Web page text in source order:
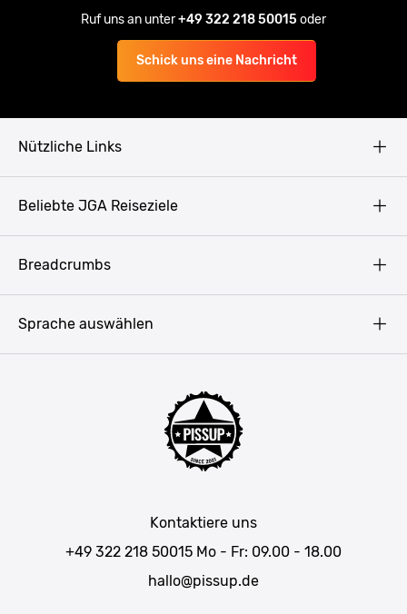
Ruf uns an unter+49 322 218 50015oder
Schick uns eine Nachricht
Nützliche Links
Presse
Mannschaftsfahrt Ideen
Beliebte JGA Reiseziele
Bukarest
Breadcrumbs
Kontaktiere uns
+49 322 218 50015 Mo - Fr: 09.00 - 18.00
hallo@pissup.de
Sprache auswählen